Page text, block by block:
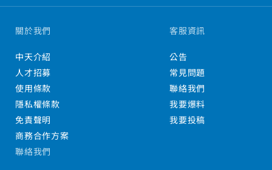
關於我們
中天介紹
人才招募
使用條款
隱私權條款
免責聲明
商務合作方案
客服資訊
公告
常見問題
聯絡我們
我要爆料
我要投稿
聯絡我們